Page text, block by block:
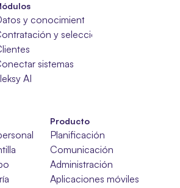
y conocimientos
y selección
sistemas
AI
Planificación
Comunicación
Administración
Aplicaciones móviles
Producto